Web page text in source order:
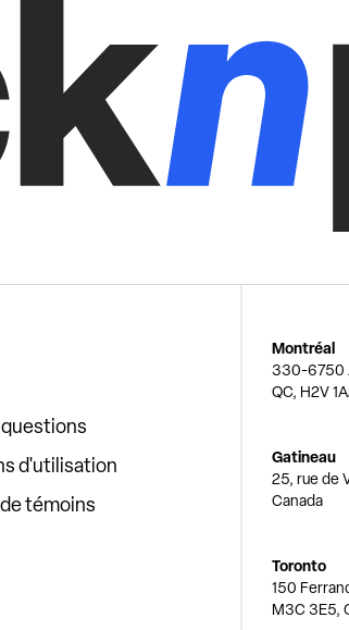
d'utilisation
de témoins
Montréal
330-6750
QC, H2V
Gatineau
25, rue de
Canada
Toronto
150
M3C 3E5,